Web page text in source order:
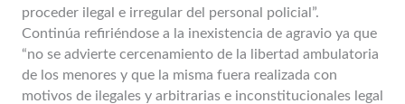
proceder ilegal e irregular del personal policial”.
Continúa refiriéndose a la inexistencia de agravio ya que
“no se advierte cercenamiento de la libertad ambulatoria
de los menores y que la misma fuera realizada con
motivos de ilegales y arbitrarias e inconstitucionales legal